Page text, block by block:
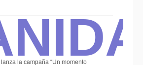
la campaña “Un momento